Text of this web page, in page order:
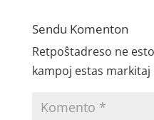
Sendu Komenton
Retpoŝtadreso ne
kampoj estas markitaj